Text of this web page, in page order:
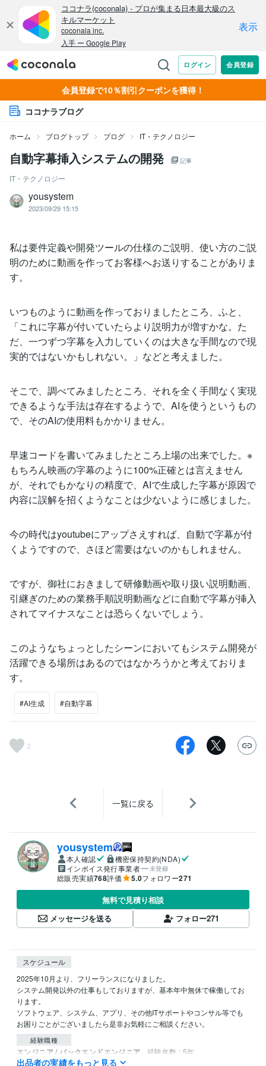
会員登録で10％割引クーポンを獲得！
ココナラブログ
ホーム ブログトップ ブログ IT・テクノロジー
自動字幕挿入システムの開発 記事
IT・テクノロジー
yousystem
2023/09/29 15:15
私は要件定義や開発ツールの仕様のご説明、使い方のご説
明のために動画を作ってお客様へお送りすることがありま
す。
いつものように動画を作っておりましたところ、ふと、
「これに字幕が付いていたらより説明力が増すかな。た
だ、一つずつ字幕を入力していくのは大きな手間なので現
実的ではないかもしれない。」などと考えました。
そこで、調べてみましたところ、それを全く手間なく実現
できるような手法は存在するようで、AIを使うというもの
で、そのAIの使用料もかかりません。
早速コードを書いてみましたところ上場の出来でした。※
もちろん映画の字幕のように100%正確とは言えません
が、それでもかなりの精度で、AIで生成した字幕が原因で
内容に誤解を招くようなことは少ないように感じました。
今の時代はyoutubeにアップさえすれば、自動で字幕が付
くようですので、さほど需要はないのかもしれません。
ですが、御社におきまして研修動画や取り扱い説明動画、
引継ぎのための業務手順説明動画などに自動で字幕が挿入
されてマイナスなことは恐らくないでしょう。
このようなちょっとしたシーンにおいてもシステム開発が
活躍できる場所はあるのではなかろうかと考えておりま
す。
#AI生成 #自動字幕
2
一覧に戻る
yousystem
本人確認
機密保持契約(NDA)
インボイス発行事業者
未登録
総販売実績768評価 5.0フォロワー271
無料で見積り相談
メッセージを送る
フォロー271
スケジュール
2025年10月より、フリーランスになりました。
システム開発以外の仕事もしておりますが、基本年中無休で稼働してお
ります。
ソフトウェア、システム、アプリ、その他ITサポートやコンサル等でも
お困りごとがございましたら是非お気軽にご相談ください。
経験職種
エンジニア / バックエンドエンジニア 経験年数 : 5年
エンジニア / RPAエンジニア（マクロ・VBA）
出品者の実績をもっと見る